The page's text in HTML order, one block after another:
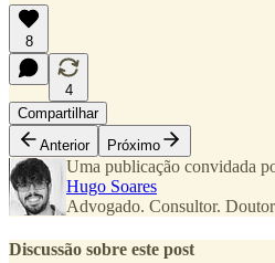
8
4
Compartilhar
Anterior
Próximo
Uma publicação convidada
Hugo Soares
Advogado. Consultor.
Discussão sobre este post